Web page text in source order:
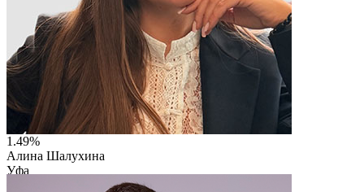
1.49%
Алина Шалухина
Уфа